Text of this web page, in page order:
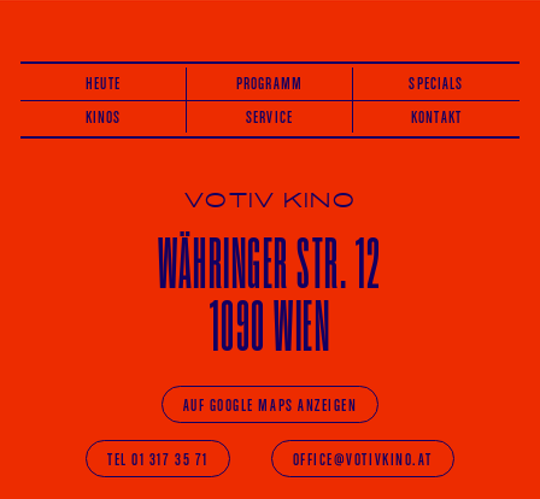
HEUTE PROGRAMM
SPECIALS
KINOS
SERVICE KONTAKT
VOTIV KINO
WÄHRINGERSTR. 12
1090 WIEN
AUF GOOGLE MAPS ANZEIGEN
TEL 01 317 35 71 OFFICE@VOTIVKINO.AT